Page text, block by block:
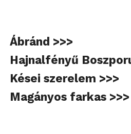
Ábránd >>>
Hajnalfényű
Kései szerelem >>>
Magányos farkas >>>